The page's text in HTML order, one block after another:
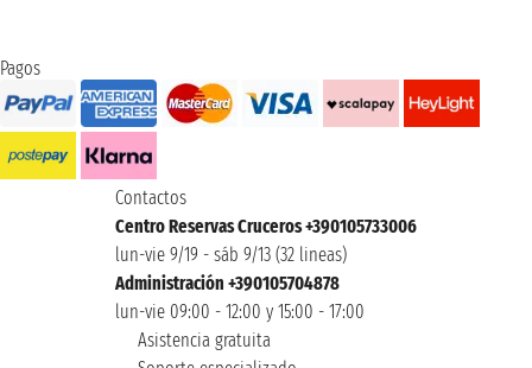
Pagos
Contactos
Centro Reservas Cruceros +390105733006
lun-vie 9/19 - sáb 9/13 (32 lineas)
Administración +390105704878
lun-vie 09:00 - 12:00 y 15:00 - 17:00
Asistencia gratuita